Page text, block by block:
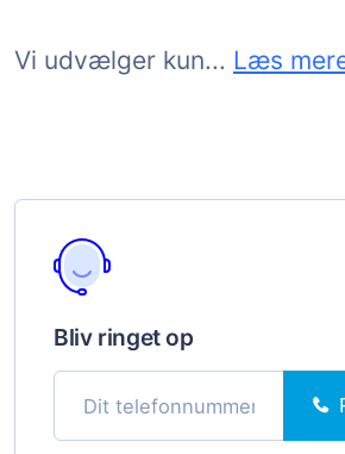
Vi udvælger kunDanmarks
... Læs
Bliv ringet op